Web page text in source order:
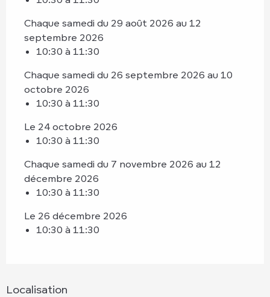
Chaque samedi du 29 août 2026 au 12
septembre 2026
10:30 à 11:30
Chaque samedi du 26 septembre 2026 au 10
octobre 2026
10:30 à 11:30
Le 24 octobre 2026
10:30 à 11:30
Chaque samedi du 7 novembre 2026 au 12
décembre 2026
10:30 à 11:30
Le 26 décembre 2026
10:30 à 11:30
Localisation